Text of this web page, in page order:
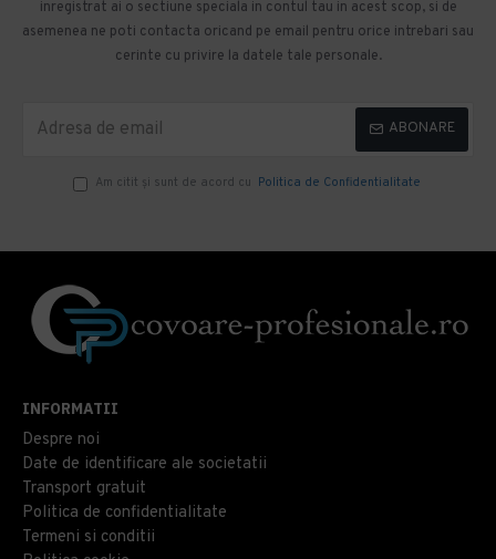
inregistrat ai o sectiune speciala in contul tau in acest scop, si de
asemenea ne poti contacta oricand pe email pentru orice intrebari sau
cerinte cu privire la datele tale personale.
ABONARE
Am citit şi sunt de acord cu Politica de Confidentialitate
INFORMATII
Despre noi
Date de identificare ale societatii
Transport gratuit
Politica de confidentialitate
Termeni si conditii